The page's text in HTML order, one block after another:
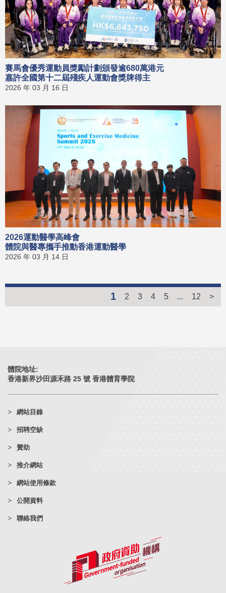
賽馬會優秀運動員獎勵計劃頒發逾680萬港元
嘉許全國第十二屆殘疾人運動會獎牌得主
2026 年 03 月 16 日
2026運動醫學高峰會
體院與醫專攜手推動香港運動醫學
2026 年 03 月 14 日
1 2 3 4 5 ... 12 >
體院地址:
香港新界沙田源禾路 25 號 香港體育學院
網站目錄
招聘空缺
贊助
推介網站
網站使用條款
公開資料
聯絡我們